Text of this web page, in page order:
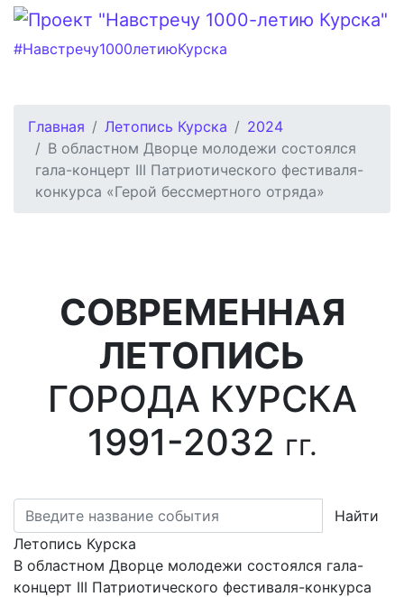
#Навстречу1000летиюКурска
Главная Летопись Курска
2024
В областном Дворце молодежи состоялся
гала-концерт III Патриотического фестиваля-
конкурса «Герой бессмертного отряда»
СОВРЕМЕННАЯ
ЛЕТОПИСЬ
ГОРОДА КУРСКА
1991-2032 гг.
Найти
Летопись Курска
В областном Дворце молодежи состоялся гала-
концерт III Патриотического фестиваля-конкурса